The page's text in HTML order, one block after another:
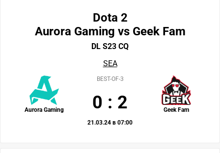
Dota 2
Aurora Gaming vs Geek Fam
DL S23 CQ
SEA
Aurora Gaming Geek Fam
BEST-OF-3
0 : 2
21.03.24 в 07:00